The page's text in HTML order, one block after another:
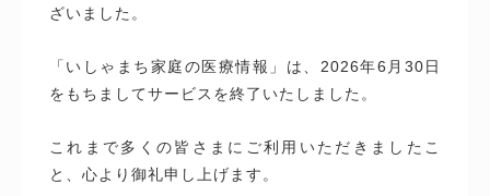
ざいました。
「いしゃまち家庭の医療情報」は、2026年6月30日
をもちましてサービスを終了いたしました。
これまで多くの皆さまにご利用いただきましたこ
と、心より御礼申し上げます。